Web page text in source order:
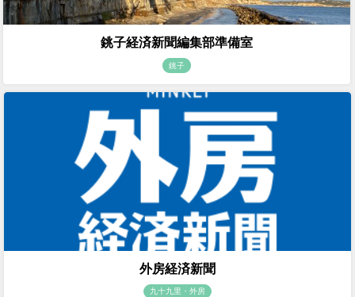
銚子経済新聞編集部準備室
銚子
外房経済新聞
九十九里・外房